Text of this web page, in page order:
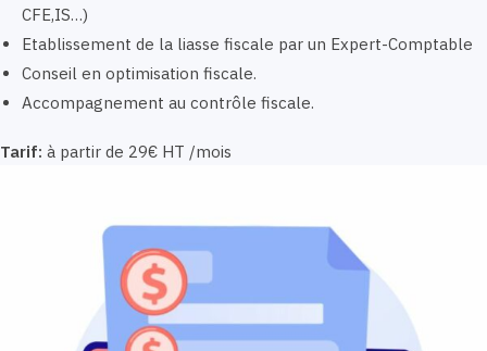
CFE,IS…)
Etablissement de la liasse fiscale par un Expert-Comptable
Conseil en optimisation fiscale.
Accompagnement au contrôle fiscale.
Tarif: à partir de 29€ HT /mois